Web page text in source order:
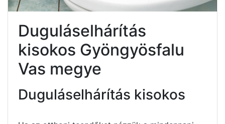
Duguláselhárítás
kisokos Gyöngyösfalu
Vas megye
Duguláselhárítás kisokos